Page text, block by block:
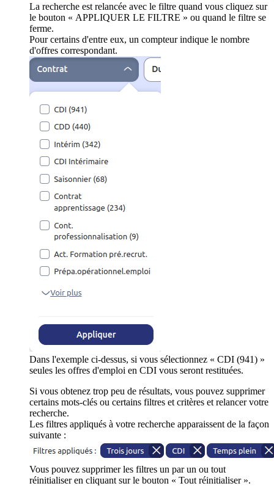
La recherche est relancée avec le filtre quand vous cliquez sur
le bouton « APPLIQUER LE FILTRE » ou quand le filtre se
ferme.
Pour certains d'entre eux, un compteur indique le nombre
d'offres correspondant.
Dans l'exemple ci-dessus, si vous sélectionnez « CDI (941) »
seules les offres d'emploi en CDI vous seront restituées.
Si vous obtenez trop peu de résultats, vous pouvez supprimer
certains mots-clés ou certains filtres et critères et relancer votre
recherche.
Les filtres appliqués à votre recherche apparaissent de la façon
suivante :
Vous pouvez supprimer les filtres un par un ou tout
réinitialiser en cliquant sur le bouton « Tout réinitialiser ».